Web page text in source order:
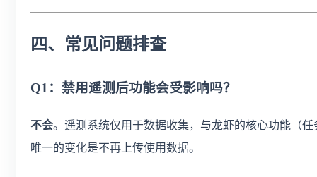
四、常见问题排查
Q1：禁用遥测后功能会受影响吗？
不会。遥测系统仅用于数据收集，与龙虾的核心功能（
唯一的变化是不再上传使用数据。